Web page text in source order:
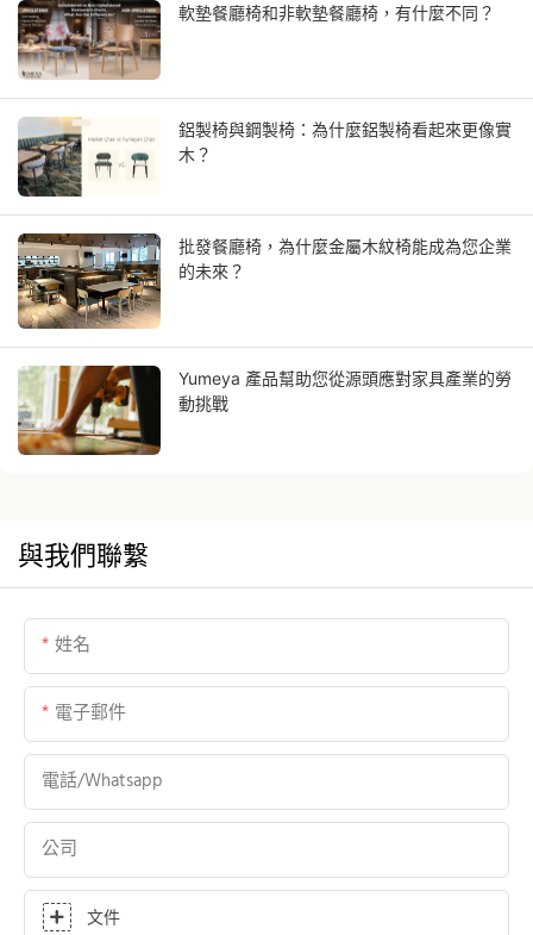
軟墊餐廳椅和非軟墊餐廳椅，有什麼不同？
鋁製椅與鋼製椅：為什麼鋁製椅看起來更像實
木？
批發餐廳椅，為什麼金屬木紋椅能成為您企業
的未來？
Yumeya 產品幫助您從源頭應對家具產業的勞
動挑戰
與我們聯繫
姓名
電子郵件
電話/whatsapp
公司
文件